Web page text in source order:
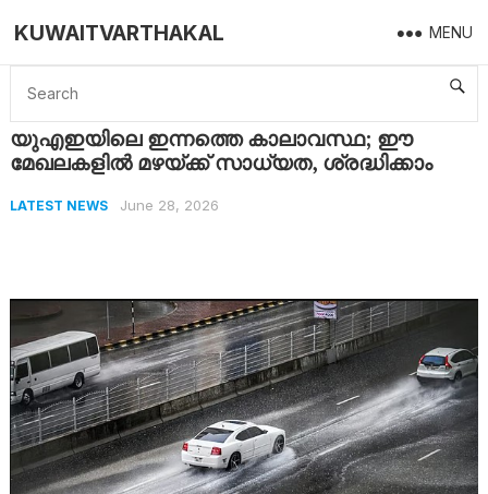
KUWAITVARTHAKAL MENU
Home Latest News യുഎഇയിലെ ഇന്നത്തെ കാലാവസ്ഥ; ഈ മേഖലകളിൽ മഴയ്ക്ക് സാധ്യത, ശ്രദ്ധിക്കാം
യുഎഇയിലെ ഇന്നത്തെ കാലാവസ്ഥ; ഈ
മേഖലകളിൽ മഴയ്ക്ക് സാധ്യത, ശ്രദ്ധിക്കാം
LATEST NEWS June 28, 2026